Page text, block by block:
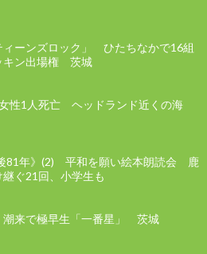
ィーンズロック」 ひたちなかで16組
キン出場権 茨城
性1人死亡 ヘッドランド近くの海
81年》(2) 平和を願い絵本朗読会 鹿
ぐ21回、小学生も
来で極早生「一番星」 茨城